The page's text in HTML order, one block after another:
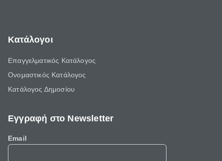
Κατάλογοι
Επαγγελματικός Κατάλογος
Ονομαστικός Κατάλογος
Κατάλογος Δημοσίου
Εγγραφή στο Newsletter
Email